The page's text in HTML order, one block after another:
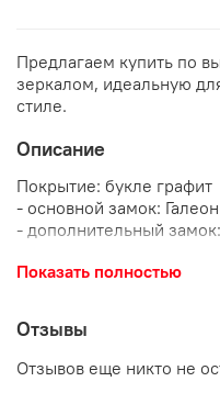
Предлагаем купить по
зеркалом, идеальную
стиле.
Описание
Покрытие: букле графит
- основной замок:
- дополнительный
Ручка: раздельная (хром)
Наполнитель:
Тип коробки: открытый
Эксцентрик: есть
Показать полностью
Отзывы
Отзывов еще никто не